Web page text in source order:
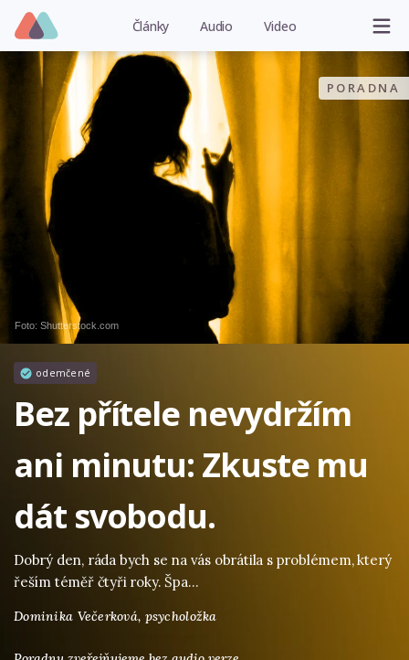
Články Audio Video
PORADNA
Foto: Shutterstock.com
odemčené
Bez přítele nevydržím
ani minutu: Zkuste mu
dát svobodu.
Dobrý den, ráda bych se na vás obrátila s problémem, který
řeším téměř čtyři roky. Špa…
Dominika Večerková, psycholožka